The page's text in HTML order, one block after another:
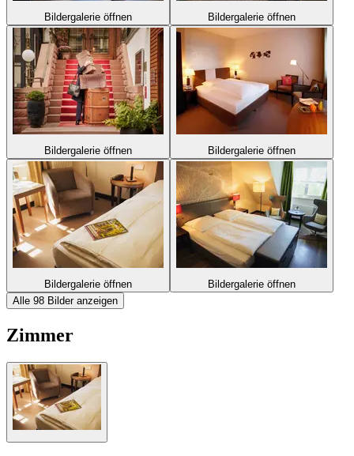
Bildergalerie öffnen Bildergalerie öffnen
Bildergalerie öffnen Bildergalerie öffnen
Bildergalerie öffnen
Bildergalerie öffnen
Alle 98 Bilder anzeigen
Zimmer